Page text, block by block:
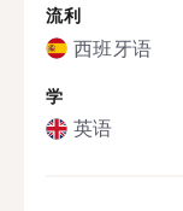
流利
西班牙语
学
英语